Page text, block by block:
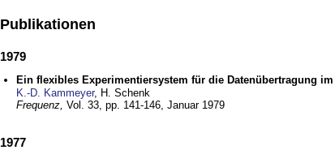
Publikationen
1979
Ein flexibles Experimentiersystem für die Datenübertragung
K.-D. Kammeyer, H. Schenk
Frequenz, Vol. 33, pp. 141-146, Januar 1979
1977